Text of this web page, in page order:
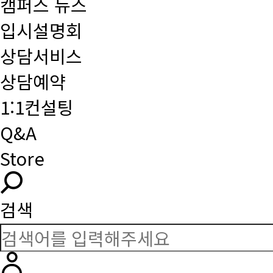
입시설명회
상담서비스
상담예약
1:1컨설팅
Q&A
Store
검색